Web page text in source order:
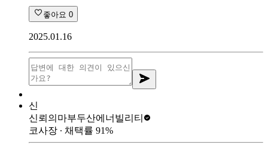
좋아요 0
2025.01.16
신
신뢰의마부두산에너빌리티
코사장 ∙ 채택률 91%